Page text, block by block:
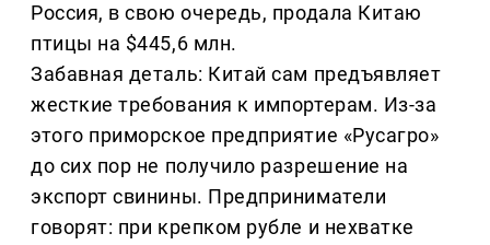
Россия, в свою очередь, продала Китаю
птицы на $445,6 млн.
Забавная деталь: Китай сам предъявляет
жесткие требования к импортерам. Из-за
этого приморское предприятие «Русагро»
до сих пор не получило разрешение на
экспорт свинины. Предприниматели
говорят: при крепком рубле и нехватке